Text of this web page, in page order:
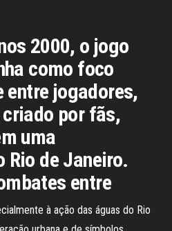
2000, o jogo
como foco
jogadores,
por fãs,
uma
Rio de Janeiro.
entre
à ação das águas do Rio